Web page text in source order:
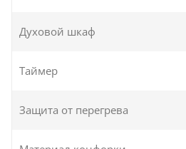
Духовой шкаф
Таймер
Защита от перегрева